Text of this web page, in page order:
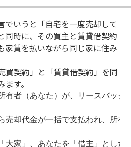
でいうと「自宅を一度売却して
同時に、その買主と賃貸借契約
家賃を払いながら同じ家に住み
買契約」と「賃貸借契約」を同
す。
有者（あなた）が、リースバック
売却代金が一括で支払われ、所